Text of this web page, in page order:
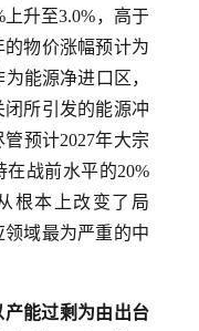
升至3.0%，高于
的物价涨幅预计为
能源净进口区，
所引发的能源冲
预计2027年大宗
战前水平的20%
根本上改变了局
域最为严重的中
能过剩为由出台